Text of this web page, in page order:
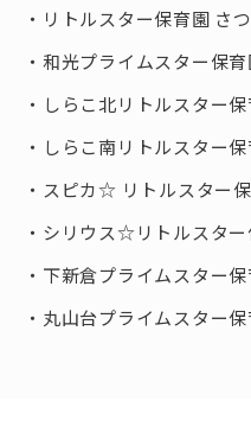
リトルスター保育園 さ
和光プライムスター保育
しらこ北リトルスター
しらこ南リトルスター
スピカ☆ リトルスター
シリウス☆リトルスター
下新倉プライムスター
丸山台プライムスター